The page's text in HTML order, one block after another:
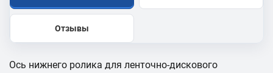
Отзывы
Ось нижнего ролика для ленточно-дискового